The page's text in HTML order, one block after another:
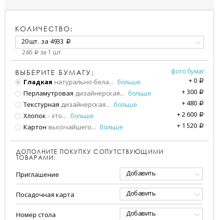
КОЛИЧЕСТВО:
20 шт. за 4933 a
246 a за 1 шт.
ВЫБЕРИТЕ БУМАГУ:
фото бумаг
Гладкая натурально-бела... больше +0 a
Перламутровая дизайнерская... больше +300 a
Текстурная дизайнерская... больше +480 a
Хлопок - это... больше +2 600 a
Картон высочайшего... больше + 1 520 a
ДОПОЛНИТЕ ПОКУПКУ СОПУТСТВУЮЩИМИ
ТОВАРАМИ:
Приглашение Добавить
Посадочная карта Добавить
Номер стола Добавить